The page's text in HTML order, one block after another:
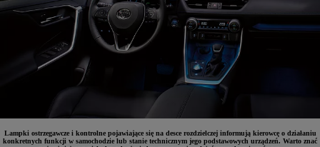
Lampki ostrzegawcze i kontrolne pojawiające się na desce rozdzielczej informują kierowcę o działaniu
konkretnych funkcji w samochodzie lub stanie technicznym jego podstawowych urządzeń. Warto znać